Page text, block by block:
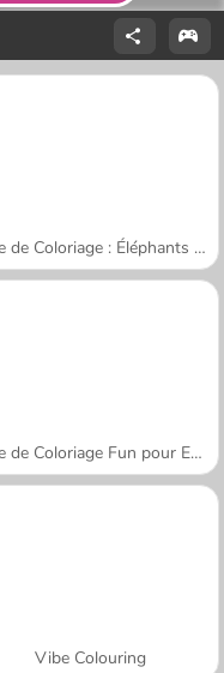
Livre de Coloriage : Éléphants Dessinés
Livre de Coloriage Fun pour Enfants
Vibe Colouring